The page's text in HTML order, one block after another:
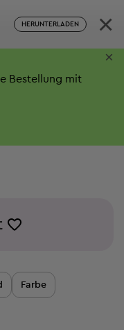
HERUNTERLADEN ×
Bestellung mit
×
Farbe